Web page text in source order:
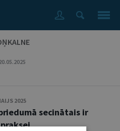
2025
secinātais ir